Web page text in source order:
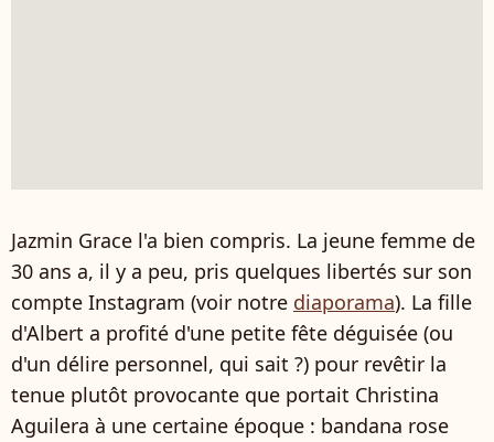
Jazmin Grace l'a bien compris. La jeune femme de
30 ans a, il y a peu, pris quelques libertés sur son
compte Instagram (voir notre diaporama). La fille
d'Albert a profité d'une petite fête déguisée (ou
d'un délire personnel, qui sait ?) pour revêtir la
tenue plutôt provocante que portait Christina
Aguilera à une certaine époque : bandana rose